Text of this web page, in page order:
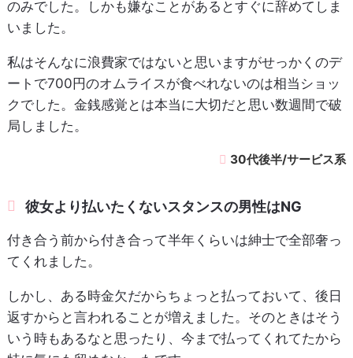
のみでした。しかも嫌なことがあるとすぐに辞めてしま
いました。
私はそんなに浪費家ではないと思いますがせっかくのデ
ートで700円のオムライスが食べれないのは相当ショッ
クでした。金銭感覚とは本当に大切だと思い数週間で破
局しました。
30代後半/サービス系
彼女より払いたくないスタンスの男性はNG
付き合う前から付き合って半年くらいは紳士で全部奢っ
てくれました。
しかし、ある時金欠だからちょっと払っておいて、後日
返すからと言われることが増えました。そのときはそう
いう時もあるなと思ったり、今まで払ってくれてたから